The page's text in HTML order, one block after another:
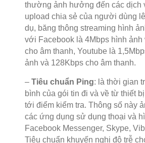
thường ảnh hưởng đến các dịch
upload chia sẻ của người dùng
dụ, băng thông streaming hình
với Facebook là 4Mbps hình ảnh
cho âm thanh, Youtube là
ảnh và 128Kbps cho âm thanh.
– Tiêu chuẩn Ping: là thời gian
bình của gói tin đi và về từ thiết
tới điểm kiểm tra. Thông số này
các ứng dụng sử dụng thoại và
Facebook Messenger, Skype,
Tiêu chuẩn khuyến nghị độ trễ